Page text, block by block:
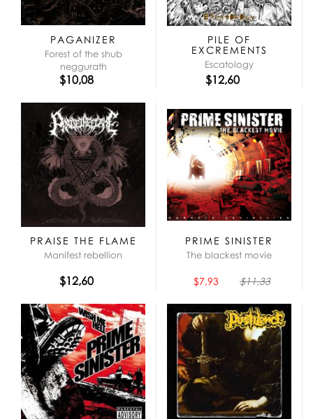
PAGANIZER
Forest of the shub
neggurath
$10,08
PILE OF
EXCREMENTS
Escatology
$12,60
PRAISE THE FLAME
Manifest rebellion
$12,60
PRIME SINISTER
The blackest movie
$7,93 $11,33